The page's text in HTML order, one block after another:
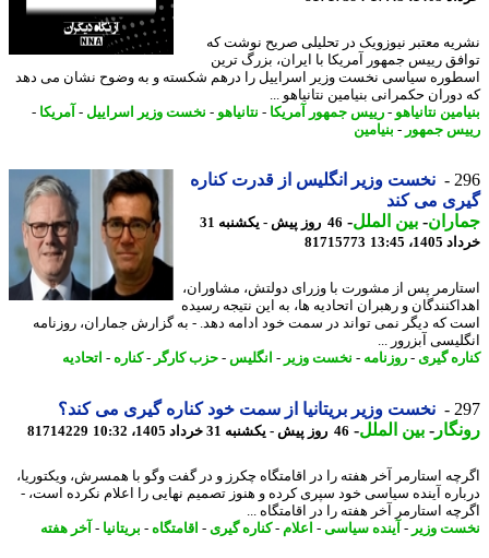
معتبر نیوزویک در تحلیلی صریح نوشت که
رییس جمهور آمریکا با ایران، بزرگ ترین
سیاسی نخست وزیر اسراییل را درهم شکسته و به وضوح نشان می دهد
حکمرانی بنیامین نتانیاهو ...
نتانیاهو-رییس جمهور آمریکا- نتانیاهو-نخست وزیر اسراییل -آمریکا-
جمهور-بنیامین
نخست وزیر انگلیس از قدرت کناره
می کند
- بین الملل-
46 روز پیش - یکشنبه 31
13:45
81715773
پس از مشورت با وزرای دولتش، مشاوران،
و رهبران اتحادیه ها، به این نتیجه رسیده
که دیگر نمی تواند در سمت خود ادامه دهد. - به گزارش جماران، روزنامه
آبزرور ...
گیری- روزنامه -نخست وزیر - انگلیس-حزب کارگر- کناره-اتحادیه
نخست وزیر بریتانیا از سمت خود کناره گیری می کند؟
-بین الملل-46 روز پیش - یکشنبه 31 خرداد 1405، 10:32 81714229
استارمر آخر هفته را در اقامتگاه چکرز و در گفت وگو با همسرش، ویکتوریا،
آینده سیاسی خود سپری کرده و هنوز تصمیم نهایی را اعلام نکرده است، -
استارمر آخر هفته را در اقامتگاه ...
وزیر - آینده سیاسی-اعلام -کناره گیری- اقامتگاه-بریتانیا -آخر هفته